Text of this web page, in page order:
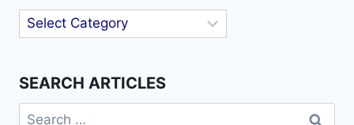
Categories
SEARCH ARTICLES
Search